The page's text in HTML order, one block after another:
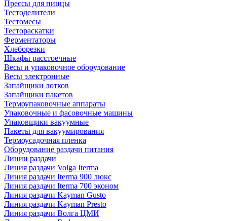
Прессы для пиццы
Тестоделители
Тестомесы
Тестораскатки
Ферментаторы
Хлеборезки
Шкафы расстоечные
Весы и упаковочное оборудование
Весы электронные
Запайщики лотков
Запайщики пакетов
Термоупаковочные аппараты
Упаковочные и фасовочные машины
Упаковщики вакуумные
Пакеты для вакуумирования
Термоусадочная пленка
Оборудование раздачи питания
Линии раздачи
Линия раздачи Volga Iterma
Линия раздачи Iterma 900 люкс
Линия раздачи Iterma 700 эконом
Линия раздачи Kayman Gusto
Линия раздачи Kayman Presto
Линия раздачи Волга ЦМИ